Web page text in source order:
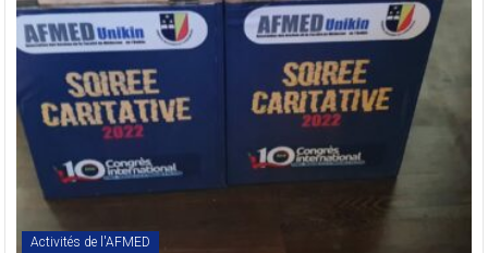
sigle
COMREV.
Activités de l'AFMED